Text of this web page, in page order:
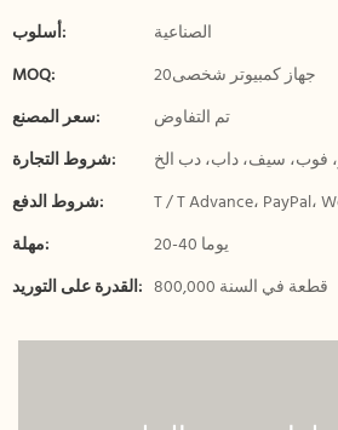
أسلوب:
الصناعية
MOQ:
جهاز كمبيوتر شخصى20
سعر المصنع:
تم التفاوض
شروط التجارة:
فوب، سيف، داب، دب الخ
شروط الدفع:
مهلة:
20-40 يوما
القدرة على التوريد:
800,000 قطعة في السنة